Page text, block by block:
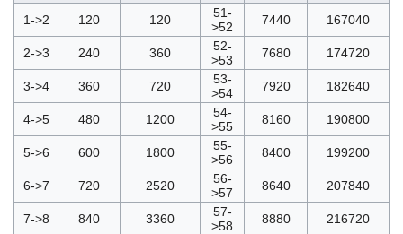
1->2
120 120
51-
>52
7440 167040
2->3 240 360
52-
>53
7680 174720
3->4 360 720
53-
>54
7920 182640
4->5 480 1200
54-
>55
8160 190800
5->6 600 1800
55-
>56
8400 199200
6->7 720 2520
56-
>57
8640 207840
7->8 840 3360
57-
>58
8880 216720